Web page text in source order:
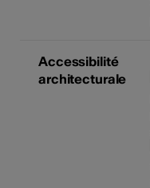
Accessibilité
architecturale